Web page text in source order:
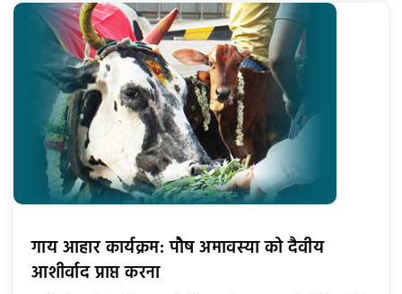
गाय आहार कार्यक्रम: पौष अमावस्या को दैवीय
आशीर्वाद प्राप्त करना